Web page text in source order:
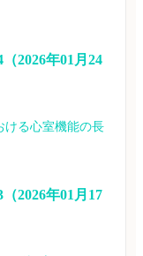
2026年01月24
ける心室機能の長
2026年01月17